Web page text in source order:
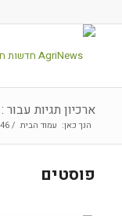
ארכיון תגיות עבור : Michelin AxioBib IF 900/65R46
הנך כאן: עמוד הבית /
פוסטים